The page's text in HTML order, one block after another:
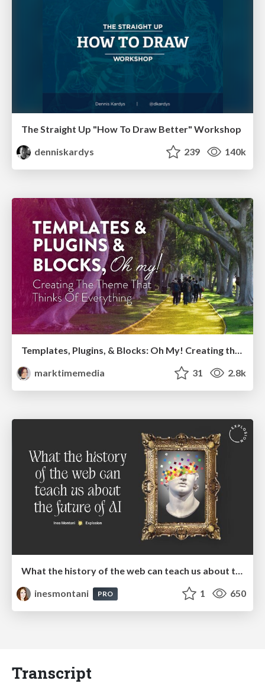
The Straight Up "How To Draw Better" Workshop
denniskardys
239 140k
marktimemedia
31 2.8k
What the history of the web can teach us about the future of AI
inesmontani
PRO 1 650
Transcript